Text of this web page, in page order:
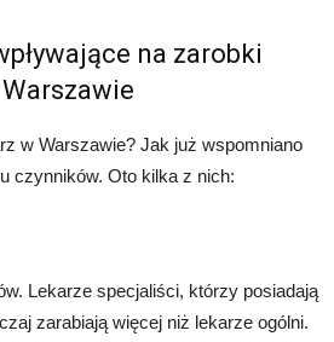
na zarobki
w Warszawie? Jak już wspomniano
czynników. Oto kilka z nich:
Lekarze specjaliści, którzy posiadają
zarabiają więcej niż lekarze ogólni.